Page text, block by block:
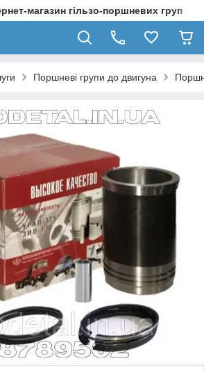
магазин гільзо-поршневих груп
Поршневі групи до двигуна